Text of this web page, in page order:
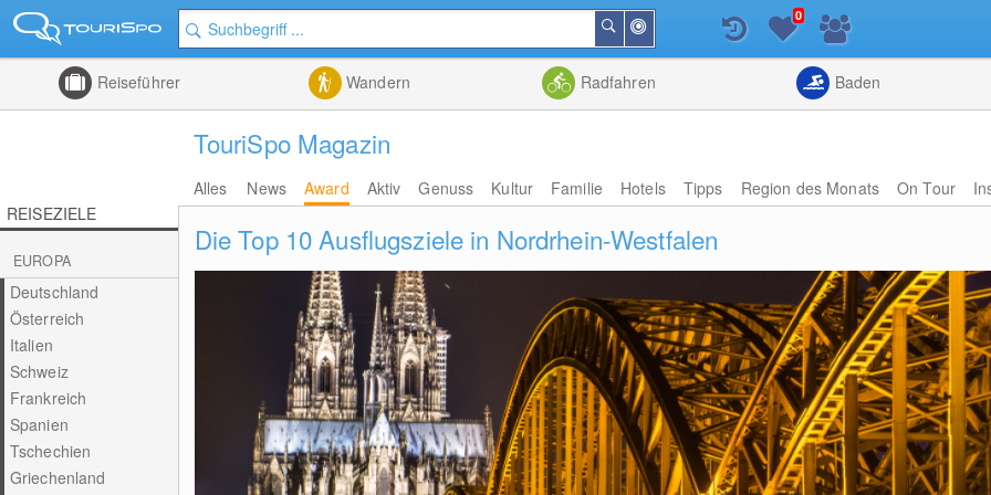
der
Nähe
Suchen
Listenansicht
0
Reiseführer Wandern Radfahren Baden
TouriSpo Magazin
Alles News Award Aktiv Genuss Kultur Familie Hotels Tipps Region des Monats On Tour
REISEZIELE
EUROPA
Deutschland
Österreich
Italien
Schweiz
Frankreich
Spanien
Tschechien
Griechenland
Die Top 10 Ausflugsziele in Nordrhein-Westfalen